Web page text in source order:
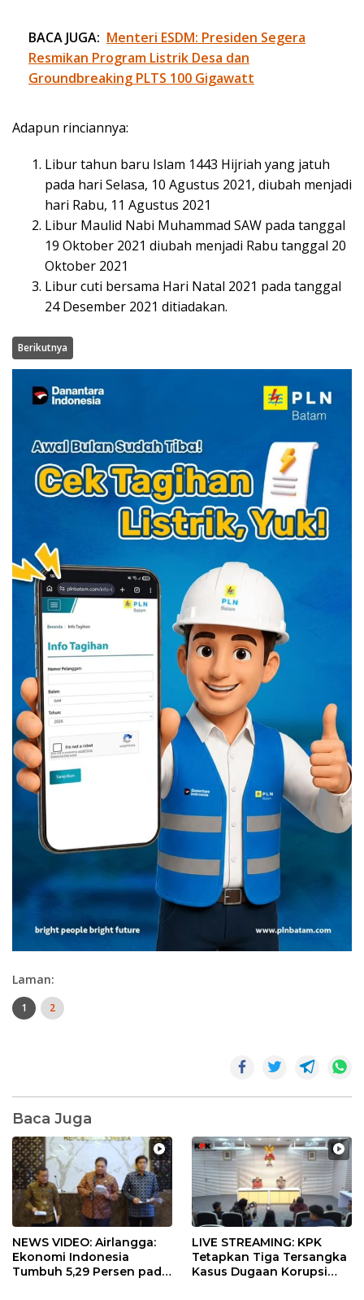
BACA JUGA: Menteri ESDM: Presiden Segera
Resmikan Program Listrik Desa dan
Groundbreaking PLTS 100 Gigawatt
Adapun rinciannya:
Libur tahun baru Islam 1443 Hijriah yang jatuh
pada hari Selasa, 10 Agustus 2021, diubah menjadi
hari Rabu, 11 Agustus 2021
Libur Maulid Nabi Muhammad SAW pada tanggal
19 Oktober 2021 diubah menjadi Rabu tanggal 20
Oktober 2021
Libur cuti bersama Hari Natal 2021 pada tanggal
24 Desember 2021 ditiadakan.
Berikutnya
Laman:
1 2
Baca Juga
NEWS VIDEO: Airlangga:
Ekonomi Indonesia
Tumbuh 5,29 Persen pada
LIVE STREAMING: KPK
Tetapkan Tiga Tersangka
Kasus Dugaan Korupsi